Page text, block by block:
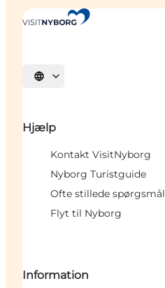
Vælg sprog
Hjælp
Kontakt VisitNyborg
Nyborg Turistguide
Ofte stillede spørgsmål
Flyt til Nyborg
Information